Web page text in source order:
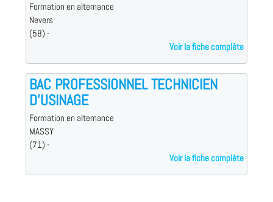
Formation en alternance
Nevers
(58) -
Voir la fiche complète
BAC PROFESSIONNEL TECHNICIEN
D'USINAGE
Formation en alternance
MASSY
(71) -
Voir la fiche complète